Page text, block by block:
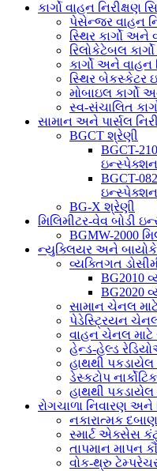
કાર્ગો વાહન નિરીક્ષણ
પેસેન્જર વાહન
સ્થિર કાર્ગો અને
રિલોકેટેબલ
કાર્ગો અને વાહન
સ્થિર બેકસ્કેટર
મોબાઇલ કાર્ગો
સ્વ-સંચાલિત
સામાન અને પાર્સલ
BGCT શ્રેણી
BGCT-
BGCT-
BG-X શ્રેણી
મિલિમીટર-વેવ બોડી
BGMW-2000
ન્યુક્લિયર અને
વ્યક્તિગત
BG2010
BG2020
સામાન ચેનલ માટે
પેડેસ્ટ્રિયન ચેનલ
વાહન ચેનલ માટે
હેન્ડ-હેલ્ડ
હાથથી પકડાયેલ
ડેસ્કટોપ
હાથથી પકડાયેલ
રોગચાળા નિવારણ
નકારાત્મક
સ્માર્ટ એક્સેસ
તાપમાન માપન
વોક-થ્રુ